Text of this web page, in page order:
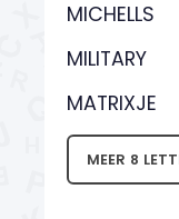
MICHELLS
MILITARY
MATRIXJE
MEER 8